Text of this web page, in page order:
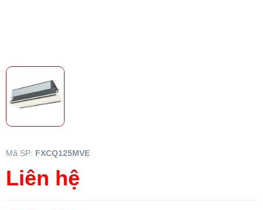
Mã SP: FXCQ125MVE
Liên hệ